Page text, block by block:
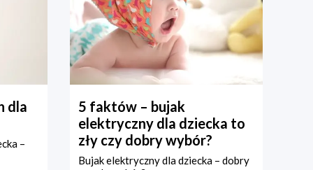
dla
–
5 faktów – bujak
elektryczny dla dziecka to
zły czy dobry wybór?
Bujak elektryczny dla dziecka – dobry